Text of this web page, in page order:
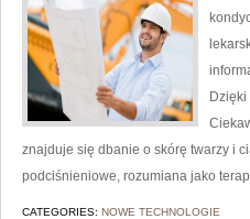
znajduje się dbanie o skórę twarzy i
podciśnieniowe, rozumiana jako
CATEGORIES: NOWE TECHNOLOGIE